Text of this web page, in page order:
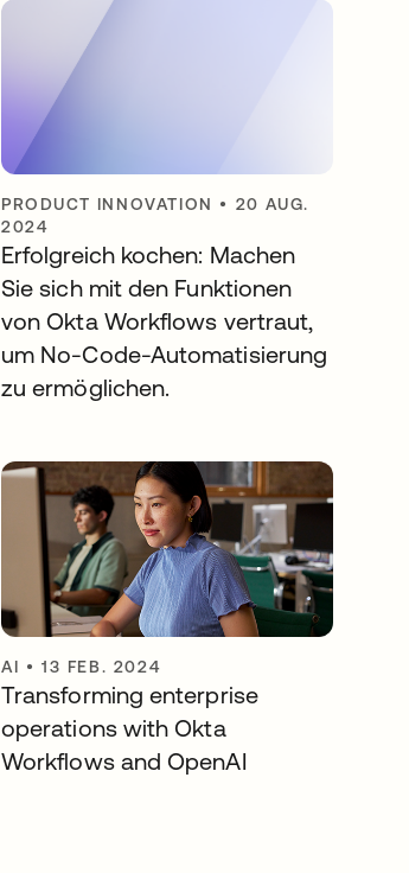
PRODUCT INNOVATION • 20 AUG.
2024
Erfolgreich kochen: Machen
Sie sich mit den Funktionen
von Okta Workflows vertraut,
um No-Code-Automatisierung
zu ermöglichen.
AI •13 FEB. 2024
Transforming enterprise
operations with Okta
Workflows and OpenAI